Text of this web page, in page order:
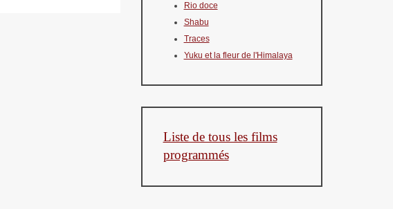
Rio doce
Shabu
Traces
Yuku et la fleur de l'Himalaya
Liste de tous les films
programmés